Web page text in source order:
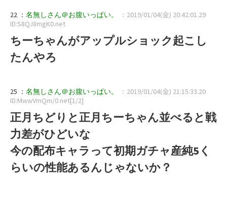
22 ： 名無しさん＠お腹いっぱい。
：2019/01/04(金) 20:42:01.29
ID:S8QJ8mgK0.net
ちーちゃんがアップルショック起こし
たんやろ
25 ： 名無しさん＠お腹いっぱい。
：2019/01/04(金) 21:15:33.20
ID:MwwVmQm/0.net[1/2]
正月ちどりと正月ちーちゃん並べると戦
力差がひどいな
今の配布キャラって初期ガチャ産純5く
らいの性能あるんじゃないか？